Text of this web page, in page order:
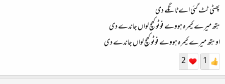
پھٹی ٹٹ گئی اے ٹانگے دی
ہتھ میرے کیمرہ ہووے فوٹو کھچ لواں جاندے دی
او ہتھ میرے کیمرہ ہووے فوٹو کھچ لواں جاندے دی
1
2